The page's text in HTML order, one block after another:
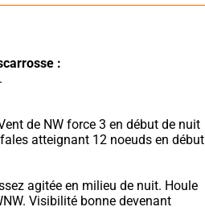
:
de NW force 3 en début de nuit
atteignant 12 noeuds en début
agitée en milieu de nuit. Houle
Visibilité bonne devenant